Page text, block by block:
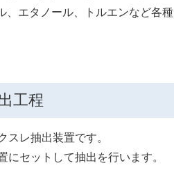
、エタノール、トルエンなど各種
工程
レ抽出装置です。
セットして抽出を行います。